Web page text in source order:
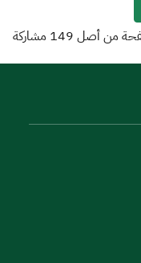
من أصل 149 مشاركة